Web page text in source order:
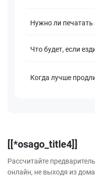
Нужно ли
Что будет, если
Когда лучше
[[*osago_title4]]
Рассчитайте
онлайн, не выходя из дома